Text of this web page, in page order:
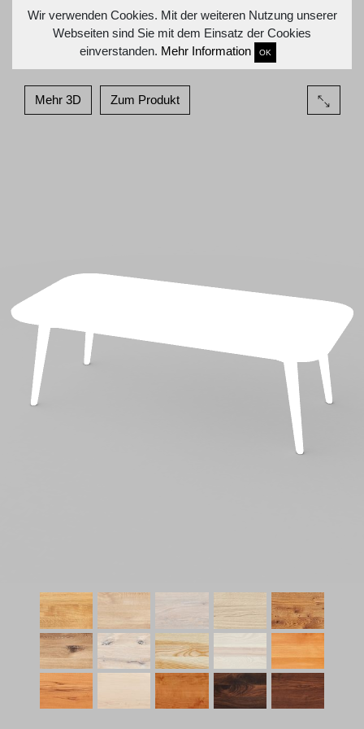
Wir verwenden Cookies. Mit der weiteren Nutzung unserer
Webseiten sind Sie mit dem Einsatz der Cookies
einverstanden. Mehr Information OK
Mehr 3D Zum Produkt